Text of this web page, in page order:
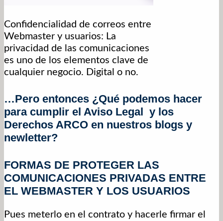
Confidencialidad de correos entre
Webmaster y usuarios: La
privacidad de las comunicaciones
es uno de los elementos clave de
cualquier negocio. Digital o no.
…Pero entonces ¿Qué podemos hacer
para cumplir el Aviso Legal y los
Derechos ARCO en nuestros blogs y
newletter?
FORMAS DE PROTEGER LAS
COMUNICACIONES PRIVADAS ENTRE
EL WEBMASTER Y LOS USUARIOS
Pues meterlo en el contrato y hacerle firmar el